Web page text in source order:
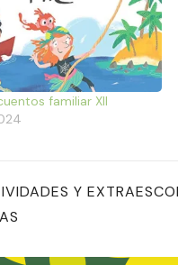
familiar XII
Y